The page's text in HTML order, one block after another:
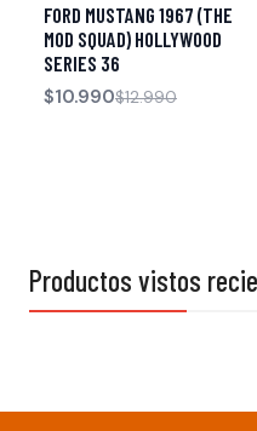
Agotado
FORD MUSTANG 1967 (THE
MOD SQUAD) HOLLYWOOD
SERIES 36
$10.990$12.990
Productos vistos